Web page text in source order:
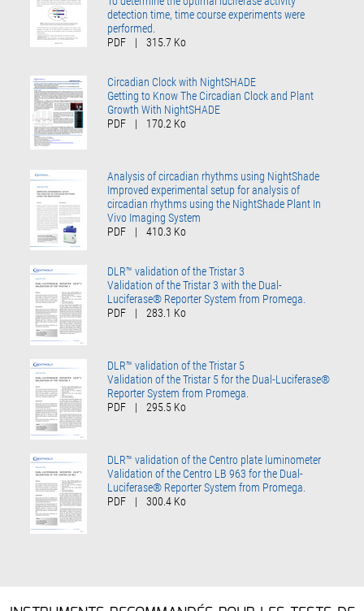
detection time, time course experiments were
performed.
PDF
| 315.7 Ko
Circadian Clock with NightSHADE
Getting to Know The Circadian Clock and Plant
Growth With NightSHADE
PDF
| 170.2 Ko
Analysis of circadian rhythms using NightShade
Improved experimental setup for analysis of
circadian rhythms using the NightShade Plant In
Vivo Imaging System
PDF
| 410.3 Ko
DLR™ validation of the Tristar 3
Validation of the Tristar 3 with the Dual-
Luciferase® Reporter System from Promega.
PDF
| 283.1 Ko
DLR™ validation of the Tristar 5
Validation of the Tristar 5 for the Dual-Luciferase®
Reporter System from Promega.
PDF
| 295.5 Ko
DLR™ validation of the Centro plate luminometer
Validation of the Centro LB 963 for the Dual-
Luciferase® Reporter System from Promega.
PDF
| 300.4 Ko